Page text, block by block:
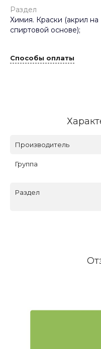
Раздел
Химия. Краски (акрил на
спиртовой основе);
Способы оплаты
Производитель
Группа
Раздел